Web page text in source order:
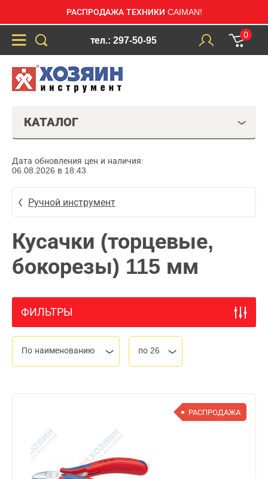
РАСПРОДАЖА ТЕХНИКИ CAIMAN!
тел.: 297-50-95
0
КАТАЛОГ
Дата обновления цен и наличия:
06.08.2026 в 18:43
Ручной инструмент
Кусачки (торцевые,
бокорезы) 115 мм
ФИЛЬТРЫ
По наименованию по 26
РАСПРОДАЖА